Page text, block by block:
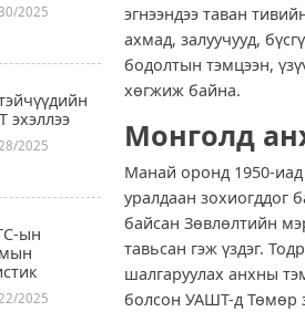
2025
2025
ын
2025
эгнээндээ таван
ахмад, залуучууд,
бодолтын тэмцээн,
хөгжиж байна.
Монголд
Манай оронд 1950-
уралдаан зохиогддог
байсан Зөвлөлтийн
тавьсан гэж үздэг.
шалгаруулах анхны
болсон УАШТ-д Төмөр